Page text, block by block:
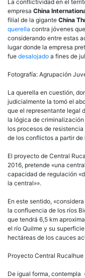
La conflictividad en el
empresa China
filial de la gigante China
querella contra jóvenes
considerando entre estas
lugar donde la empresa
fue desalojado a fines de
Fotografía: Agrupación
La querella en cuestión,
judicialmente la tomó el
que el representante legal
la lógica de
los procesos de
de los conflictos a partir de
El proyecto de Central
2016, pretende «una
capacidad de regulación
la central»».
En este sentido,
la confluencia de los ríos
que tendrá 6,5 km
el río Quilme y su
hectáreas de los cauces
Proyecto Central
De igual forma, contempla